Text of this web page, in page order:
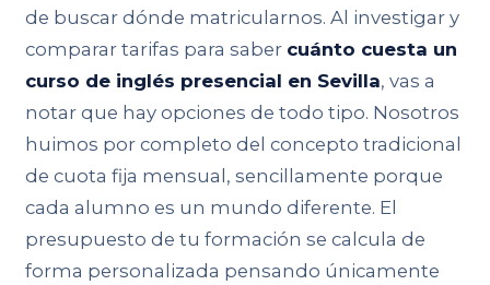
de buscar dónde matricularnos. Al investigar y
comparar tarifas para saber cuánto cuesta un
curso de inglés presencial en Sevilla, vas a
notar que hay opciones de todo tipo. Nosotros
huimos por completo del concepto tradicional
de cuota fija mensual, sencillamente porque
cada alumno es un mundo diferente. El
presupuesto de tu formación se calcula de
forma personalizada pensando únicamente